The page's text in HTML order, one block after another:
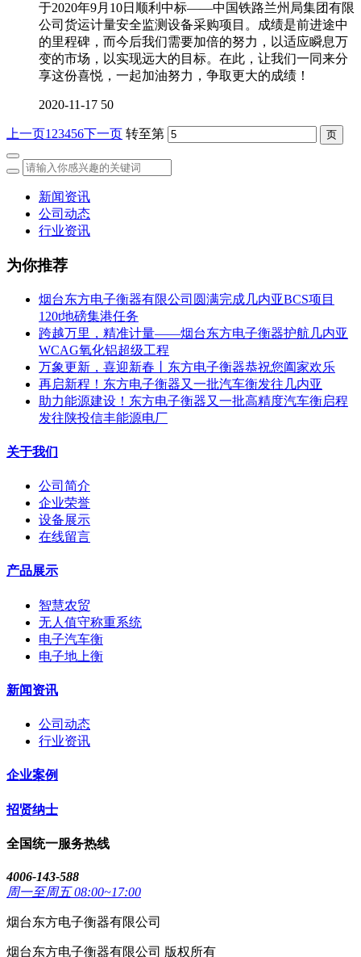
于2020年9月10日顺利中标——中国铁路兰州局集团有限
公司货运计量安全监测设备采购项目。成绩是前进途中
的里程碑，而今后我们需要加倍的努力，以适应瞬息万
变的市场，以实现远大的目标。在此，让我们一同来分
享这份喜悦，一起加油努力，争取更大的成绩！
2020-11-17 50
上一页1 23456下一页 转至第
新闻资讯
公司动态
行业资讯
为你推荐
烟台东方电子衡器有限公司圆满完成几内亚BCS项目
120t地磅集港任务
跨越万里，精准计量——烟台东方电子衡器护航几内亚
WCAG氧化铝超级工程
万象更新，喜迎新春丨东方电子衡器恭祝您阖家欢乐
再启新程！东方电子衡器又一批汽车衡发往几内亚
助力能源建设！东方电子衡器又一批高精度汽车衡启程
发往陕投信丰能源电厂
关于我们
公司简介
企业荣誉
设备展示
在线留言
产品展示
智慧农贸
无人值守称重系统
电子汽车衡
电子地上衡
新闻资讯
公司动态
行业资讯
企业案例
招贤纳士
全国统一服务热线
4006-143-588
周一至周五 08:00~17:00
烟台东方电子衡器有限公司
烟台东方电子衡器有限公司 版权所有